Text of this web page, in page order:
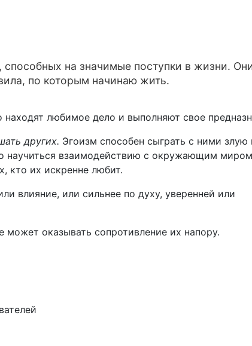
на значимые поступки в жизни.
по которым начинаю жить.
любимое дело и выполняют свое
других. Эгоизм способен сыграть с ними злую
научиться взаимодействию с окружающим
кто их искренне любит.
влияние, или сильнее по духу, уверенней или
оказывать сопротивление их напору.